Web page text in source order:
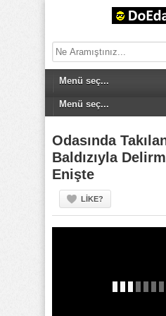
Odasında
Baldızıyla
Enişte
LIKE?